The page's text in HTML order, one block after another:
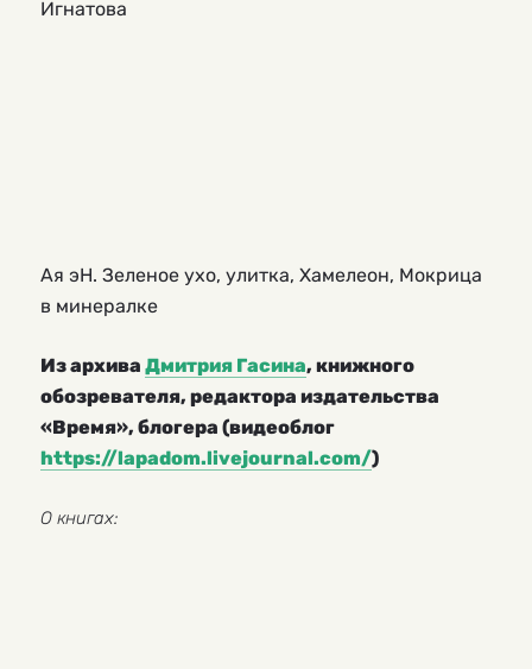
Игнатова
Ая эН. Зеленое ухо, улитка, Хамелеон, Мокрица
в минералке
Из архива Дмитрия Гасина, книжного
обозревателя, редактора издательства
«Время», блогера (видеоблог
https://lapadom.livejournal.com/)
О книгах: